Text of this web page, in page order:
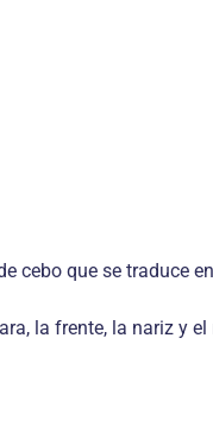
cebo que se traduce
la frente, la nariz y el